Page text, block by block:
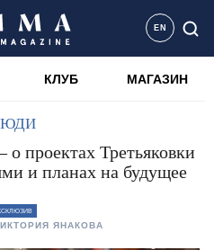
EN
КЛУБ МАГАЗИН
проектах Третьяковки
и планах на будущее
ЯНАКОВА